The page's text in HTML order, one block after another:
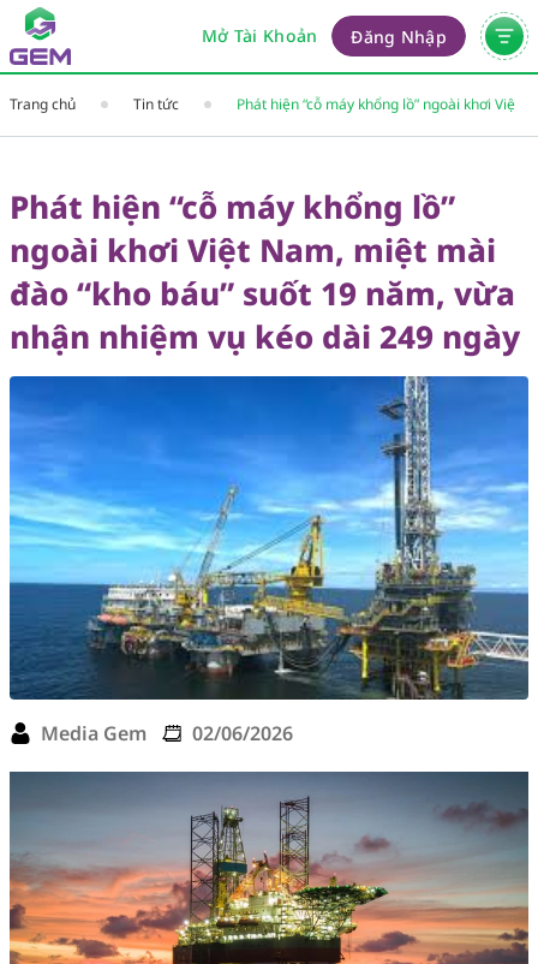
Mở Tài Khoản Đăng Nhập
Trang chủ Tin tức
Phát hiện “cỗ máy khổng lồ” ngoài khơi Việt
vừa nhận nhiệm vụ kéo dài 249 ngày
Phát hiện “cỗ máy khổng lồ”
ngoài khơi Việt Nam, miệt mài
đào “kho báu” suốt 19 năm, vừa
nhận nhiệm vụ kéo dài 249 ngày
Media Gem 02/06/2026